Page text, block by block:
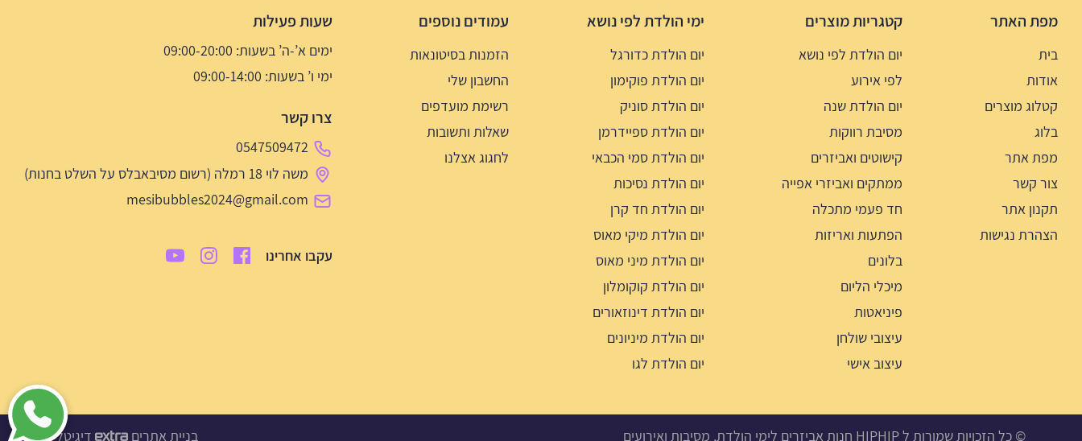
מפת האתר
בית
אודות
קטלוג מוצרים
בלוג
מפת אתר
צור קשר
תקנון אתר
הצהרת נגישות
קטגריות מוצרים
יום הולדת לפי נושא
לפי אירוע
יום הולדת שנה
מסיבת רווקות
קישוטים ואביזרים
ממתקים ואביזרי אפייה
חד פעמי מתכלה
הפתעות ואריזות
בלונים
מיכלי הליום
פיניאטות
עיצובי שולחן
עיצוב אישי
ימי הולדת לפי נושא
יום הולדת כדורגל
יום הולדת פוקימון
יום הולדת סוניק
יום הולדת ספיידרמן
יום הולדת סמי הכבאי
יום הולדת נסיכות
יום הולדת חד קרן
יום הולדת מיקי מאוס
יום הולדת מיני מאוס
יום הולדת קוקומלון
יום הולדת דינוזאורים
יום הולדת מיניונים
יום הולדת לגו
עמודים נוספים
הזמנות בסיטונאות
החשבון שלי
רשימת מועדפים
שאלות ותשובות
לחגוג אצלנו
שעות פעילות
ימים א’-ה’ בשעות: 09:00-20:00
ימי ו’ בשעות: 09:00-14:00
צרו קשר
0547509472
משה לוי 18 רמלה (רשום מסיבאבלס על השלט בחנות)
mesibubbles2024@gmail.com
עקבו אחרינו
© כל הזכויות שמורות ל HIPHIP חנות אביזרים לימי הולדת, מסיבות ואירועים בניית אתרים דיגיטל